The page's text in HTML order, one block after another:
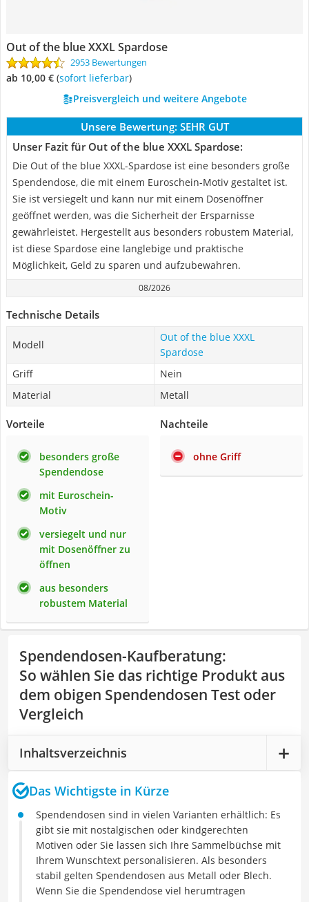
Out of the blue XXXL Spardose
2953 Bewertungen
ab 10,00 € ( Sofort lieferbar)
Preisvergleich und weitere Angebote
Unsere Bewertung: SEHR GUT
Unser Fazit für Out of the blue XXXL Spardose:
Die Out of the blue XXXL-Spardose ist eine besonders große
Spendendose, die mit einem Euroschein-Motiv gestaltet ist.
Sie ist versiegelt und kann nur mit einem Dosenöffner
geöffnet werden, was die Sicherheit der Ersparnisse
gewährleistet. Hergestellt aus besonders robustem Material,
ist diese Spardose eine langlebige und praktische
Möglichkeit, Geld zu sparen und aufzubewahren.
08/2026
Technische Details
Modell
Out of the blue XXXL
Spardose
Griff
Nein
Material
Metall
Vorteile
besonders große
Spendendose
mit Euroschein-
Motiv
versiegelt und nur
mit Dosenöffner zu
öffnen
aus besonders
robustem Material
Nachteile
ohne Griff
Spendendosen-Kaufberatung:
So wählen Sie das richtige Produkt aus
dem obigen Spendendosen Test oder
Vergleich
Inhaltsverzeichnis
Das Wichtigste in Kürze
Spendendosen sind in vielen Varianten erhältlich: Es
gibt sie mit nostalgischen oder kindgerechten
Motiven oder Sie lassen sich Ihre Sammelbüchse mit
Ihrem Wunschtext personalisieren. Als besonders
stabil gelten Spendendosen aus Metall oder Blech.
Wenn Sie die Spendendose viel herumtragen